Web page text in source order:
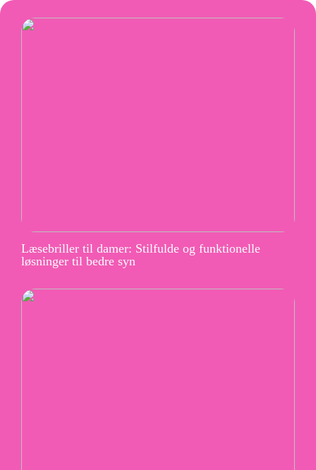
Læsebriller til damer: Stilfulde og funktionelle
løsninger til bedre syn